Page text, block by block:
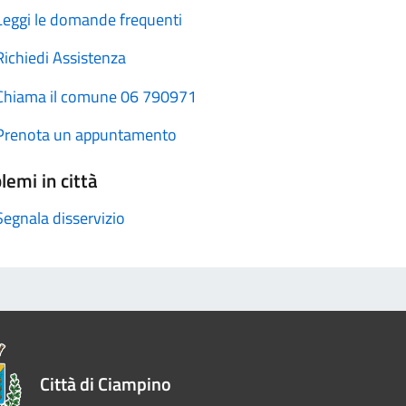
le domande frequenti
Assistenza
il comune 06 790971
un appuntamento
in città
disservizio
Città di Ciampino